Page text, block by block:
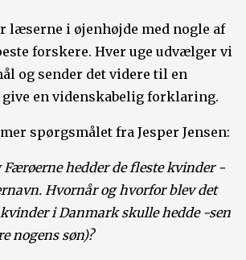
læserne i øjenhøjde med nogle af
forskere. Hver uge udvælger vi
og sender det videre til en
en videnskabelig forklaring.
spørgsmålet fra Jesper Jensen:
Færøerne hedder de fleste kvinder -
Hvornår og hvorfor blev det
i Danmark skulle hedde -sen
nogens søn)?